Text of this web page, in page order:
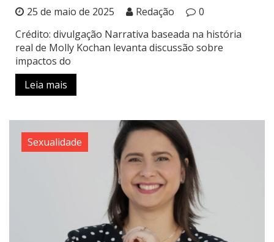
25 de maio de 2025 Redação
0
Crédito: divulgação Narrativa baseada na história
real de Molly Kochan levanta discussão sobre
impactos do
Leia mais
Sexualidade